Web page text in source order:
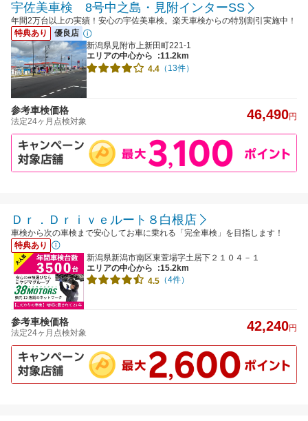
宇佐美車検 8号中之島・見附インターSS
年間2万台以上の実績！安心の宇佐美車検。楽天車検からの特別割引実施中！
特典あり
優良店
新潟県見附市上新田町221-1
エリアの中心から
:11.2km
4.4 （13件）
参考車検価格
法定24ヶ月点検対象 46,490円
Ｄｒ．Ｄｒｉｖｅルート８白根店
車検から次の車検まで安心してお車に乗れる「完全車検」を目指します！
特典あり
新潟県新潟市南区東萱場字土居下２１０４－１
エリアの中心から
:15.2km
4.5 （4件）
参考車検価格
法定24ヶ月点検対象 42,240円